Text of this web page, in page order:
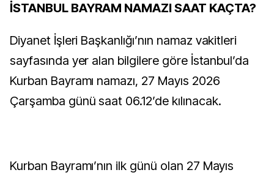
İSTANBUL BAYRAM NAMAZI SAAT KAÇTA?
Diyanet İşleri Başkanlığı’nın namaz vakitleri
sayfasında yer alan bilgilere göre İstanbul’da
Kurban Bayramı namazı, 27 Mayıs 2026
Çarşamba günü saat 06.12’de kılınacak.
Kurban Bayramı’nın ilk günü olan 27 Mayıs